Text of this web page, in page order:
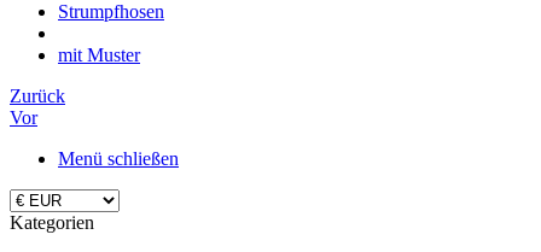
Strumpfhosen
mit Muster
Zurück
Vor
Menü schließen
Kategorien